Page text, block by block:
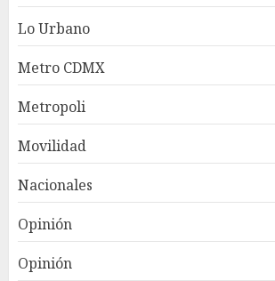
Lo Urbano
Metro CDMX
Metropoli
Movilidad
Nacionales
Opinión
Opinión